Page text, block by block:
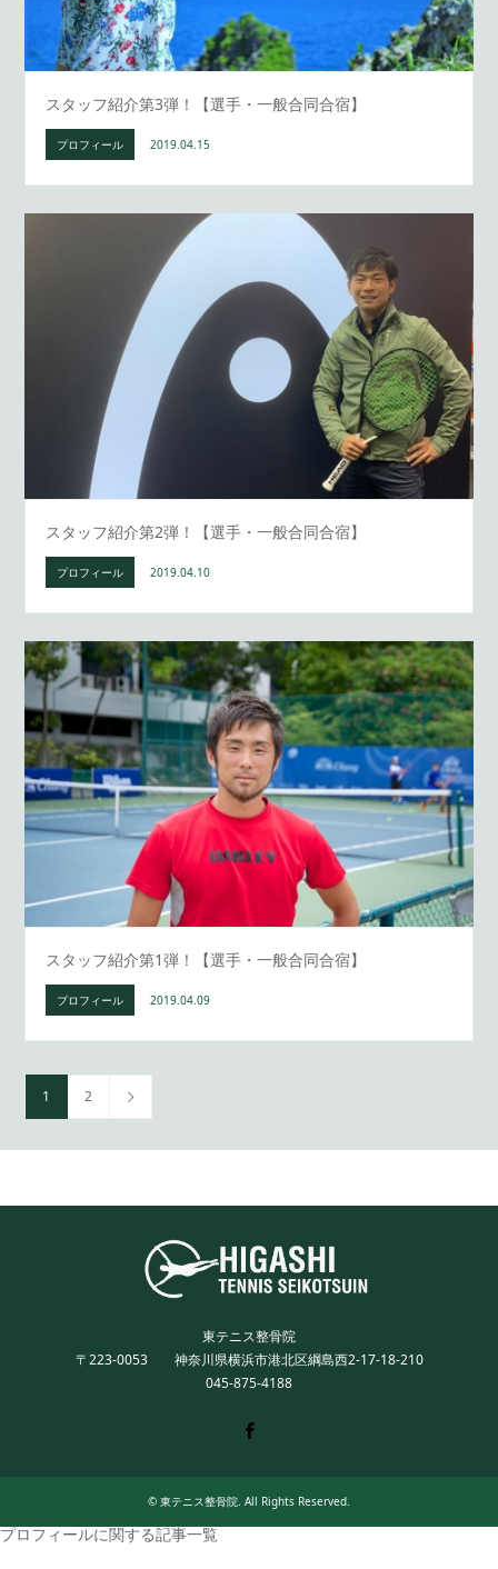
スタッフ紹介第3弾！【選手・一般合同合宿】
プロフィール 2019.04.15
スタッフ紹介第2弾！【選手・一般合同合宿】
プロフィール 2019.04.10
スタッフ紹介第1弾！【選手・一般合同合宿】
プロフィール 2019.04.09
1 2
東テニス整骨院
〒223-0053 神奈川県横浜市港北区綱島西2-17-18-210
045-875-4188
© 東テニス整骨院. All Rights Reserved.
プロフィールに関する記事一覧